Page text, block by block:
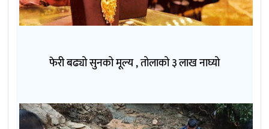
फेरी बढ्यो सुनको मूल्य , तोलाको ३ लाख नाघ्यो